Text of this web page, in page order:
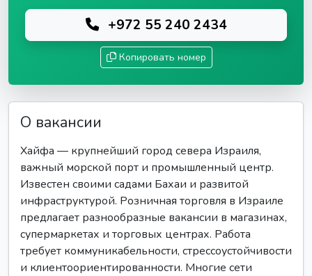
+972 55 240 2434
Копировать номер
О вакансии
Хайфа — крупнейший город севера Израиля,
важный морской порт и промышленный центр.
Известен своими садами Бахаи и развитой
инфраструктурой. Розничная торговля в Израиле
предлагает разнообразные вакансии в магазинах,
супермаркетах и торговых центрах. Работа
требует коммуникабельности, стрессоустойчивости
и клиентоориентированности. Многие сети